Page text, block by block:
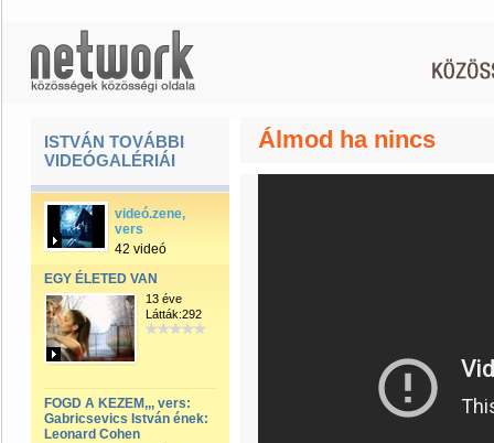
ISTVÁN TOVÁBBI
VIDEÓGALÉRIÁI
videó.zene,
vers
42 videó
EGY ÉLETED VAN
13 éve
Látták:292
FOGD A KEZEM,,, vers:
Gabricsevics István ének:
Leonard Cohen
Álmod ha nincs